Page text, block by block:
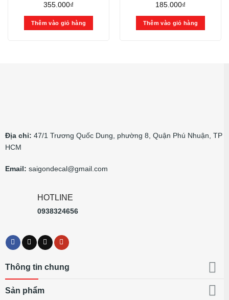
355.000₫
Thêm vào giỏ hàng
185.000₫
Thêm vào giỏ hàng
Địa chỉ: 47/1 Trương Quốc Dung, phường 8, Quận Phú Nhuận, TP
HCM
Email: saigondecal@gmail.com
HOTLINE
0938324656
Thông tin chung
Sản phẩm